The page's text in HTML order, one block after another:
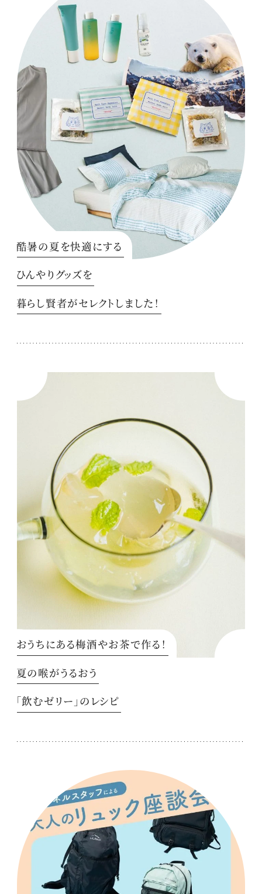
酷暑の夏を快適にする
ひんやりグッズを
暮らし賢者がセレクトしました！
おうちにある梅酒やお茶で作る！
夏の喉がうるおう
「飲むゼリー」のレシピ